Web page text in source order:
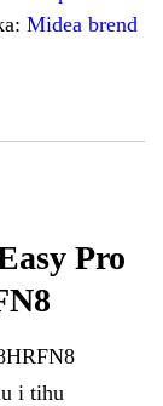
Midea brend
Pro
i tihu